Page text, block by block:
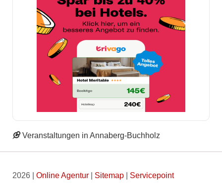
Veranstaltungen in Annaberg-Buchholz
2026 | Online Agentur| Sitemap| Servicepoint